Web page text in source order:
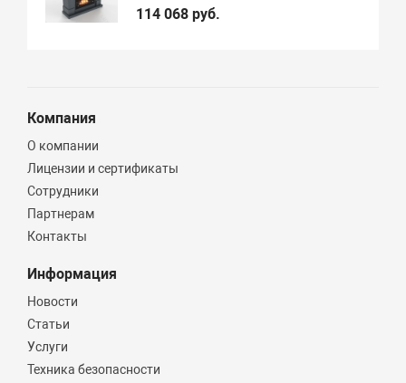
114 068 руб.
Компания
О компании
Лицензии и сертификаты
Сотрудники
Партнерам
Контакты
Информация
Новости
Статьи
Услуги
Техника безопасности